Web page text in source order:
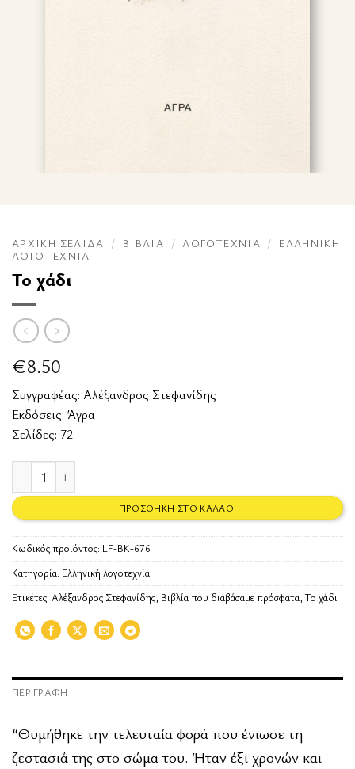
ΑΡΧΙΚΉ ΣΕΛΊΔΑ / ΒΙΒΛΊΑ / ΛΟΓΟΤΕΧΝΊΑ /
ΕΛΛΗΝΙΚΉ
ΛΟΓΟΤΕΧΝΊΑ
Το χάδι
€8.50
Συγγραφέας: Αλέξανδρος Στεφανίδης
Εκδόσεις: Άγρα
Σελίδες: 72
ΠΡΟΣΘΉΚΗ ΣΤΟ ΚΑΛΆΘΙ
Κωδικός προϊόντος: LF-BK-676
Κατηγορία: Ελληνική λογοτεχνία
Ετικέτες: Αλέξανδρος Στεφανίδης, Βιβλία που διαβάσαμε πρόσφατα,Το χάδι
ΠΕΡΙΓΡΑΦΉ
“Θυμήθηκε την τελευταία φορά που ένιωσε τη
ζεστασιά της στο σώμα του. Ήταν έξι χρονών και